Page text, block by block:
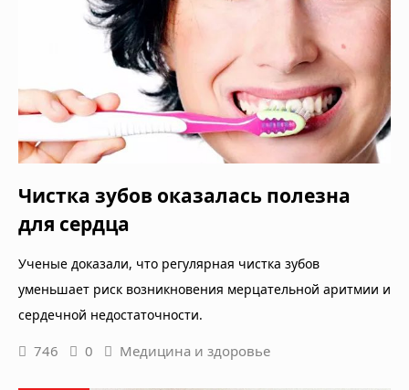
Чистка зубов оказалась полезна
для сердца
Ученые доказали, что регулярная чистка зубов
уменьшает риск возникновения мерцательной аритмии и
сердечной недостаточности.
746 0 Медицина и здоровье